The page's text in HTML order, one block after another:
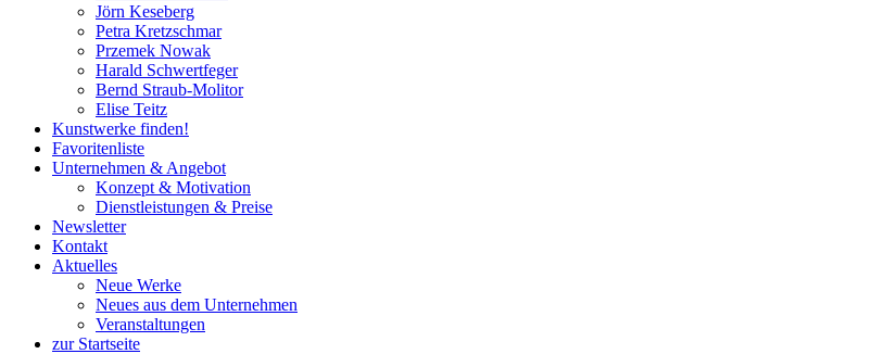
Jörn Keseberg
Petra Kretzschmar
Przemek Nowak
Harald Schwertfeger
Bernd Straub-Molitor
Elise Teitz
Kunstwerke finden!
Favoritenliste
Unternehmen & Angebot
Konzept & Motivation
Dienstleistungen & Preise
Newsletter
Kontakt
Aktuelles
Neue Werke
Neues aus dem Unternehmen
Veranstaltungen
zur Startseite